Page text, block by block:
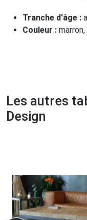
Tranche d'âge :
Couleur : marron,
Les autres
Design